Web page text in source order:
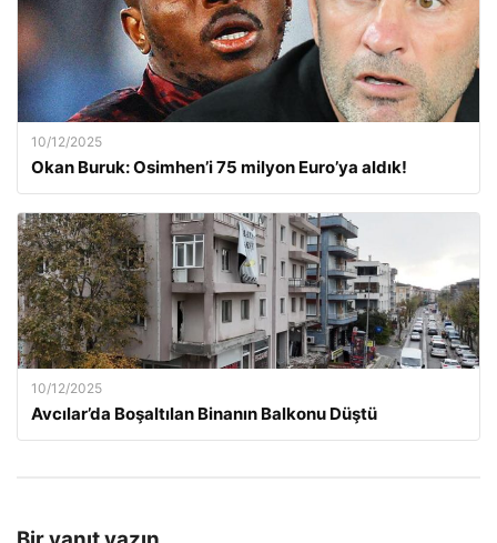
10/12/2025
Okan Buruk: Osimhen’i 75 milyon Euro’ya aldık!
10/12/2025
Avcılar’da Boşaltılan Binanın Balkonu Düştü